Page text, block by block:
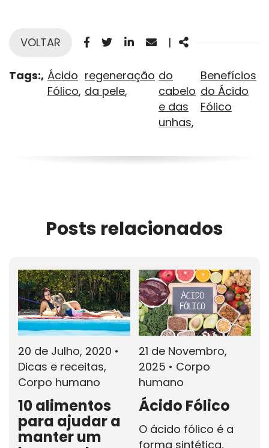
VOLTAR Facebook
TwitterLinkedinEmail
| Share
Tags: Ácido
Fólico
regeneração
da pele
do
cabelo
e das
unhas
Benefícios
do Ácido
Fólico
Posts relacionados
20 de Julho, 2020 •
Dicas e receitas,
Corpo humano
10 alimentos
para ajudar a
manter um
21 de Novembro,
2025 • Corpo
humano
Ácido Fólico
O ácido fólico é a
forma sintética,